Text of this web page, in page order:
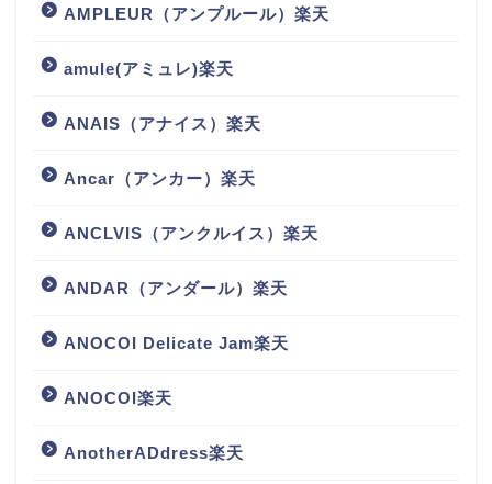
AMPLEUR（アンプルール）楽天
amule(アミュレ)楽天
ANAIS（アナイス）楽天
Ancar（アンカー）楽天
ANCLVIS（アンクルイス）楽天
ANDAR（アンダール）楽天
ANOCOI Delicate Jam楽天
ANOCOI楽天
AnotherADdress楽天